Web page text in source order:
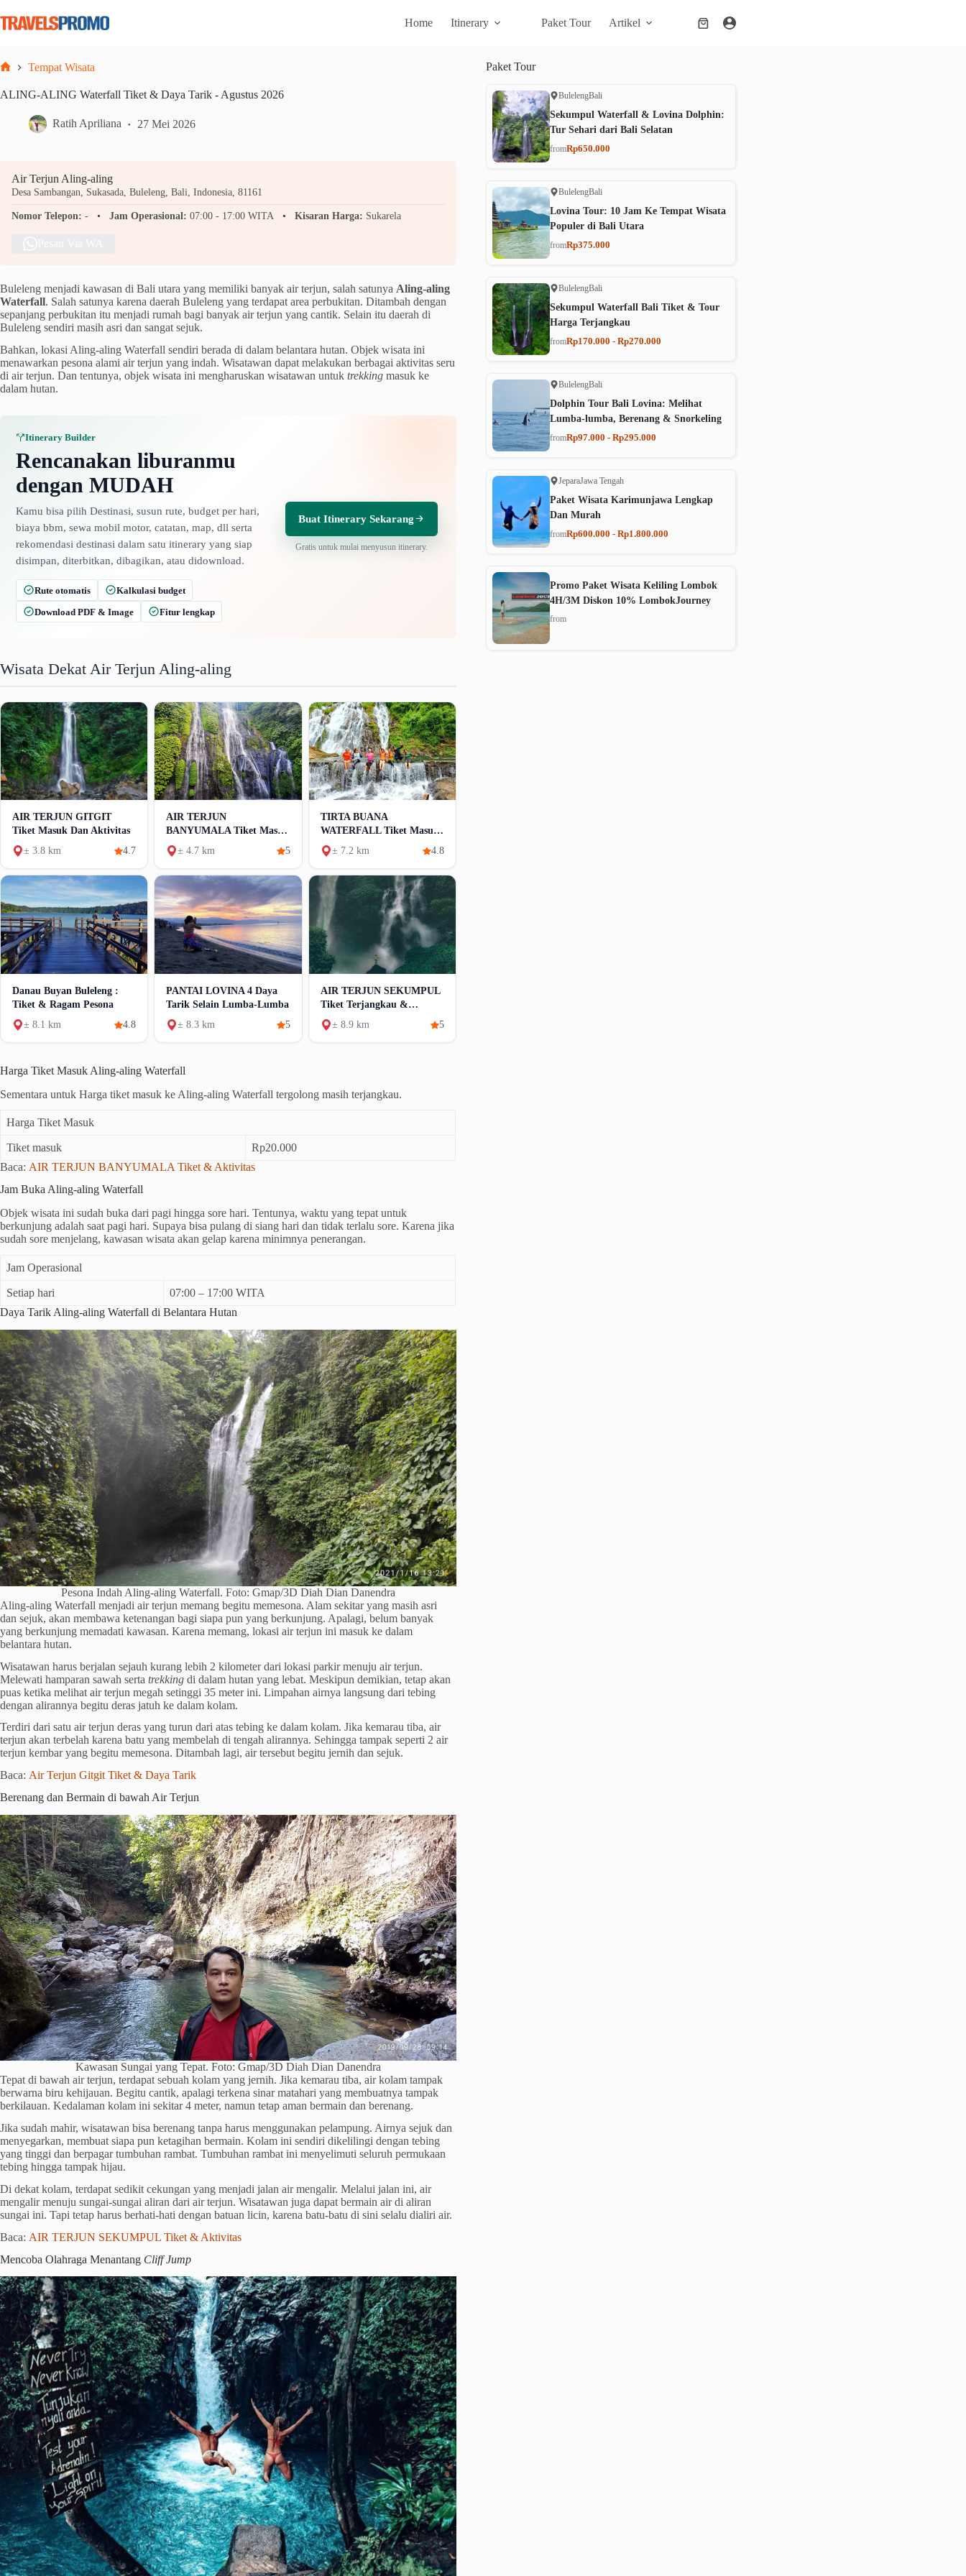
to
content
Home Itinerary Paket Tour Artikel
Shopping
Tempat Wisata
ALING-ALING Waterfall Tiket & Daya Tarik - Agustus 2026
Ratih Apriliana 27 Mei 2026
Air Terjun Aling-aling
Desa Sambangan, Sukasada, Buleleng, Bali, Indonesia, 81161
Nomor Telepon: - Jam Operasional: 07:00 - 17:00 WITA Kisaran Harga: Sukarela
Buleleng menjadi kawasan di Bali utara yang memiliki banyak air terjun, salah satunya Aling-aling
Waterfall. Salah satunya karena daerah Buleleng yang terdapat area perbukitan. Ditambah dengan
sepanjang perbukitan itu menjadi rumah bagi banyak air terjun yang cantik. Selain itu daerah di
Buleleng sendiri masih asri dan sangat sejuk.
Bahkan, lokasi Aling-aling Waterfall sendiri berada di dalam belantara hutan. Objek wisata ini
menawarkan pesona alami air terjun yang indah. Wisatawan dapat melakukan berbagai aktivitas seru
di air terjun. Dan tentunya, objek wisata ini mengharuskan wisatawan untuk trekking masuk ke
dalam hutan.
Itinerary Builder
Rencanakan liburanmu
dengan MUDAH
Kamu bisa pilih Destinasi, susun rute, budget per hari,
biaya bbm, sewa mobil motor, catatan, map, dll serta
rekomendasi destinasi dalam satu itinerary yang siap
disimpan, diterbitkan, dibagikan, atau didownload.
Rute otomatis
Kalkulasi budget
Download PDF & Image
Fitur lengkap
Buat Itinerary Sekarang
Gratis untuk mulai menyusun itinerary.
Wisata Dekat Air Terjun Aling-aling
AIR TERJUN GITGIT
Tiket Masuk Dan Aktivitas
± 3.8 km
4.7
AIR TERJUN
BANYUMALA Tiket Masuk
Dan Aktivitas
± 4.7 km 5
TIRTA BUANA
WATERFALL Tiket Masuk
Dan Daya Tarik
± 7.2 km 4.8
Danau Buyan Buleleng :
Tiket & Ragam Pesona
± 8.1 km
4.8
PANTAI LOVINA 4 Daya
Tarik Selain Lumba-Lumba
± 8.3 km
5
AIR TERJUN SEKUMPUL
Tiket Terjangkau &
Aktivitas Beragam
± 8.9 km 5
Harga Tiket Masuk Aling-aling Waterfall
Sementara untuk Harga tiket masuk ke Aling-aling Waterfall tergolong masih terjangkau.
Harga Tiket Masuk
Tiket masuk
Rp20.000
Baca: AIR TERJUN BANYUMALA Tiket & Aktivitas
Jam Buka Aling-aling Waterfall
Objek wisata ini sudah buka dari pagi hingga sore hari. Tentunya, waktu yang tepat untuk
berkunjung adalah saat pagi hari. Supaya bisa pulang di siang hari dan tidak terlalu sore. Karena jika
sudah sore menjelang, kawasan wisata akan gelap karena minimnya penerangan.
Jam Operasional
Setiap hari
07:00 – 17:00 WITA
Daya Tarik Aling-aling Waterfall di Belantara Hutan
Pesona Indah Aling-aling Waterfall. Foto: Gmap/3D Diah Dian Danendra
Aling-aling Waterfall menjadi air terjun memang begitu memesona. Alam sekitar yang masih asri
dan sejuk, akan membawa ketenangan bagi siapa pun yang berkunjung. Apalagi, belum banyak
yang berkunjung memadati kawasan. Karena memang, lokasi air terjun ini masuk ke dalam
belantara hutan.
Wisatawan harus berjalan sejauh kurang lebih 2 kilometer dari lokasi parkir menuju air terjun.
Melewati hamparan sawah serta trekking di dalam hutan yang lebat. Meskipun demikian, tetap akan
puas ketika melihat air terjun megah setinggi 35 meter ini. Limpahan airnya langsung dari tebing
dengan alirannya begitu deras jatuh ke dalam kolam.
Terdiri dari satu air terjun deras yang turun dari atas tebing ke dalam kolam. Jika kemarau tiba, air
terjun akan terbelah karena batu yang membelah di tengah alirannya. Sehingga tampak seperti 2 air
terjun kembar yang begitu memesona. Ditambah lagi, air tersebut begitu jernih dan sejuk.
Baca: Air Terjun Gitgit Tiket & Daya Tarik
Berenang dan Bermain di bawah Air Terjun
Kawasan Sungai yang Tepat. Foto: Gmap/3D Diah Dian Danendra
Tepat di bawah air terjun, terdapat sebuah kolam yang jernih. Jika kemarau tiba, air kolam tampak
berwarna biru kehijauan. Begitu cantik, apalagi terkena sinar matahari yang membuatnya tampak
berkilauan. Kedalaman kolam ini sekitar 4 meter, namun tetap aman bermain dan berenang.
Jika sudah mahir, wisatawan bisa berenang tanpa harus menggunakan pelampung. Airnya sejuk dan
menyegarkan, membuat siapa pun ketagihan bermain. Kolam ini sendiri dikelilingi dengan tebing
yang tinggi dan berpagar tumbuhan rambat. Tumbuhan rambat ini menyelimuti seluruh permukaan
tebing hingga tampak hijau.
Di dekat kolam, terdapat sedikit cekungan yang menjadi jalan air mengalir. Melalui jalan ini, air
mengalir menuju sungai-sungai aliran dari air terjun. Wisatawan juga dapat bermain air di aliran
sungai ini. Tapi tetap harus berhati-hati dengan batuan licin, karena batu-batu di sini selalu dialiri air.
Baca: AIR TERJUN SEKUMPUL Tiket & Aktivitas
Mencoba Olahraga Menantang Cliff Jump
Paket Tour
BulelengBali
Sekumpul Waterfall & Lovina Dolphin:
Tur Sehari dari Bali Selatan
fromRp650.000
BulelengBali
Lovina Tour: 10 Jam Ke Tempat Wisata
Populer di Bali Utara
fromRp375.000
BulelengBali
Sekumpul Waterfall Bali Tiket & Tour
Harga Terjangkau
fromRp170.000 - Rp270.000
BulelengBali
Dolphin Tour Bali Lovina: Melihat
Lumba-lumba, Berenang & Snorkeling
fromRp97.000 - Rp295.000
JeparaJawa Tengah
Paket Wisata Karimunjawa Lengkap
Dan Murah
fromRp600.000 - Rp1.800.000
Promo Paket Wisata Keliling Lombok
4H/3M Diskon 10% LombokJourney
from